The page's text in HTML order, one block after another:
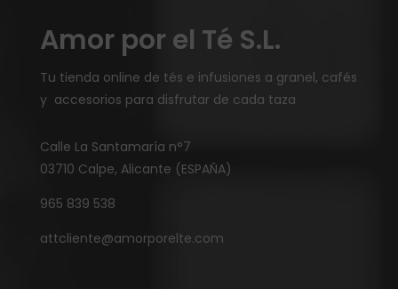
Amor por el Té S.L.
Tu tienda online de tés e infusiones a granel, cafés
y accesorios para disfrutar de cada taza
Calle La Santamaría n°7
03710 Calpe, Alicante (ESPAÑA)
965 839 538
attcliente@amorporelte.com